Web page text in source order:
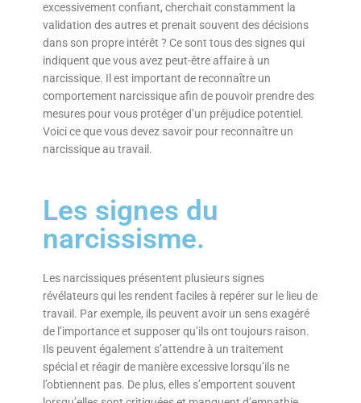
excessivement confiant, cherchait constamment la
validation des autres et prenait souvent des décisions
dans son propre intérêt ? Ce sont tous des signes qui
indiquent que vous avez peut-être affaire à un
narcissique. Il est important de reconnaître un
comportement narcissique afin de pouvoir prendre des
mesures pour vous protéger d’un préjudice potentiel.
Voici ce que vous devez savoir pour reconnaître un
narcissique au travail.
Les signes du
narcissisme.
Les narcissiques présentent plusieurs signes
révélateurs qui les rendent faciles à repérer sur le lieu de
travail. Par exemple, ils peuvent avoir un sens exagéré
de l’importance et supposer qu’ils ont toujours raison.
Ils peuvent également s’attendre à un traitement
spécial et réagir de manière excessive lorsqu’ils ne
l’obtiennent pas. De plus, elles s’emportent souvent